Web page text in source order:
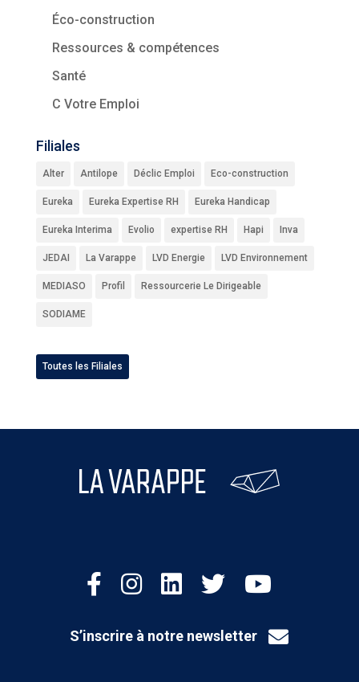
Éco-construction
Ressources & compétences
Santé
C Votre Emploi
Filiales
Alter Antilope Déclic Emploi Eco-construction
Eureka Eureka Expertise RH Eureka Handicap
Eureka Interima Evolio expertise RH Hapi Inva
JEDAI La Varappe LVD Energie LVD Environnement
MEDIASO Profil Ressourcerie Le Dirigeable
SODIAME
Toutes les Filiales
S’inscrire à notre newsletter